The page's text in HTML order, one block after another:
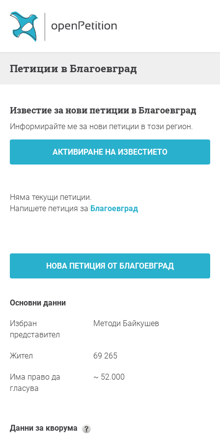
Петиции в Благоевград
Известие за нови петиции в Благоевград
Информирайте ме за нови петиции в този регион.
Няма текущи петиции.
Напишете петиция за Благоевград
НОВА ПЕТИЦИЯ ОТ БЛАГОЕВГРАД
Основни данни
Избран
представител
Методи Байкушев
Жител 69 265
Има право да
гласува
~ 52.000
Данни за кворума